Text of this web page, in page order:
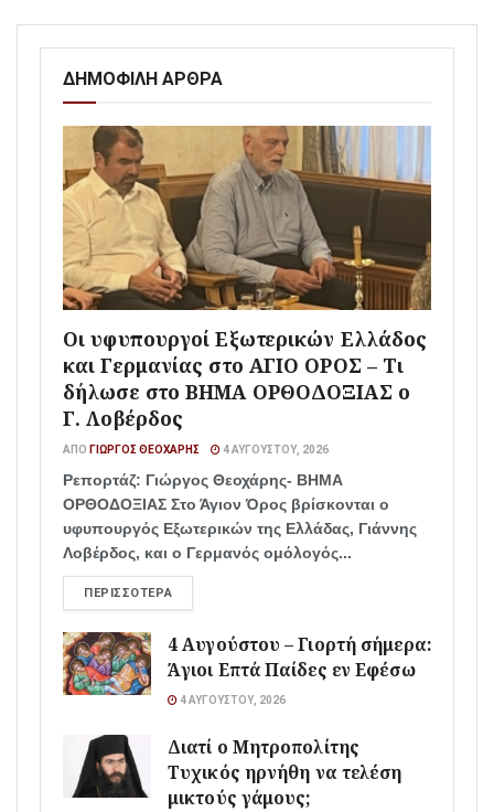
ΔΗΜΟΦΙΛΗ ΑΡΘΡΑ
Οι υφυπουργοί Εξωτερικών Ελλάδος
και Γερμανίας στο ΑΓΙΟ ΟΡΟΣ – Τι
δήλωσε στο ΒΗΜΑ ΟΡΘΟΔΟΞΙΑΣ ο
Γ. Λοβέρδος
ΑΠΌ ΓΙΏΡΓΟΣ ΘΕΟΧΆΡΗΣ 4 ΑΥΓΟΎΣΤΟΥ, 2026
Ρεπορτάζ: Γιώργος Θεοχάρης- ΒΗΜΑ
ΟΡΘΟΔΟΞΙΑΣ Στο Άγιον Όρος βρίσκονται ο
υφυπουργός Εξωτερικών της Ελλάδας, Γιάννης
Λοβέρδος, και ο Γερμανός ομόλογός...
ΠΕΡΙΣΣΌΤΕΡΑ
4 Αυγούστου – Γιορτή σήμερα:
Άγιοι Επτά Παίδες εν Εφέσω
4 ΑΥΓΟΎΣΤΟΥ, 2026
Διατί ο Μητροπολίτης
Τυχικός ηρνήθη να τελέση
μικτούς γάμους;